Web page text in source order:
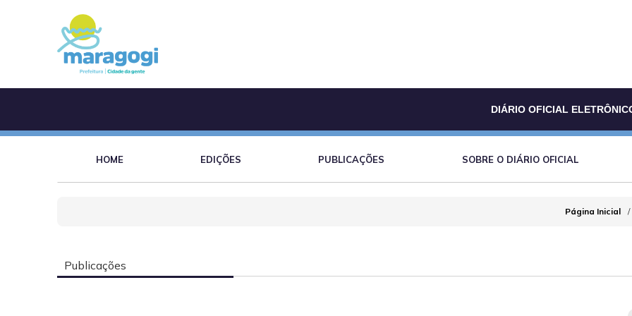
DIÁRIO OFICIAL
HOME EDIÇÕES PUBLICAÇÕES SOBRE O DIÁRIO OFICIAL
Página Inicial
Publicações